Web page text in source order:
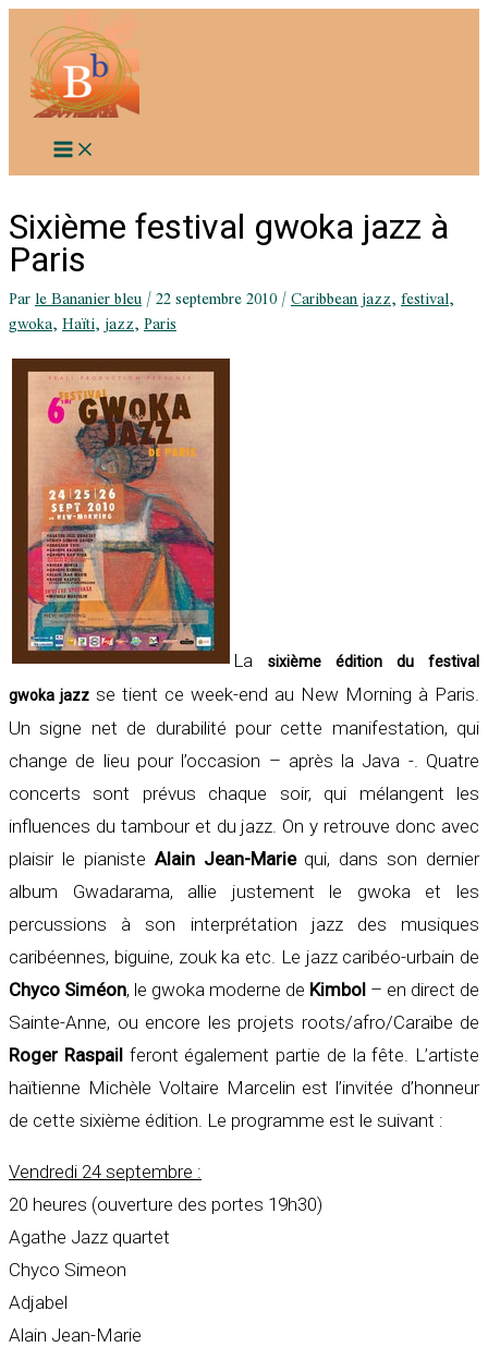
contenu
Sixième festival gwoka jazz à
Paris
Parle Bananier bleu/22 septembre 2010/Caribbean jazz,festival,
gwoka,Haïti,jazz,Paris
La
sixième édition du festival
gwoka jazz se tient ce week-end au New Morning à Paris.
Un signe net de durabilité pour cette manifestation, qui
change de lieu pour l’occasion – après la Java -. Quatre
concerts sont prévus chaque soir, qui mélangent les
influences du tambour et du jazz. On y retrouve donc avec
plaisir le pianiste Alain Jean-Mariequi, dans son dernier
album Gwadarama, allie justement le gwoka et les
percussions à son interprétation jazz des musiques
caribéennes, biguine, zouk ka etc. Le jazz caribéo-urbain de
Chyco Siméon, le gwoka moderne de Kimbol – en direct de
Sainte-Anne, ou encore les projets roots/afro/Caraïbe de
Roger Raspailferont également partie de la fête. L’artiste
haïtienne Michèle Voltaire Marcelin est l’invitée d’honneur
de cette sixième édition. Le programme est le suivant :
Vendredi 24 septembre :
20 heures (ouverture des portes 19h30)
Agathe Jazz quartet
Chyco Simeon
Adjabel
Alain Jean-Marie